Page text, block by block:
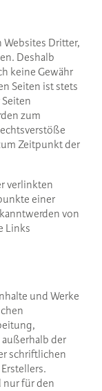
Dritter,
Deshalb
keine Gewähr
Seiten ist stets
zum
Zeitpunkt der
verlinkten
einer
von
Links
und Werke
der
schriftlichen
nur für den